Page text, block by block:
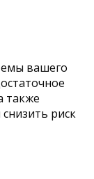
вашего
также
риск